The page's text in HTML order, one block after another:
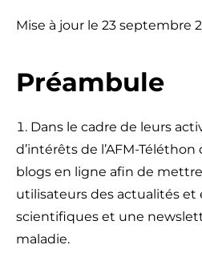
Mise à jour le 23 septembre
Préambule
Dans le cadre de leurs
d’intérêts de l’AFM-
blogs en ligne afin de
utilisateurs des actualités et
scientifiques et une
maladie.